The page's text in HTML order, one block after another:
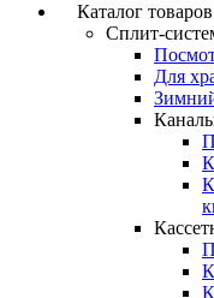
Каталог товаров
Сплит-
Для